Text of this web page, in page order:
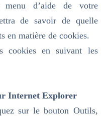
d’aide de votre
de savoir de quelle
en matière de cookies.
cookies en suivant les
Internet Explorer
sur le bouton Outils,